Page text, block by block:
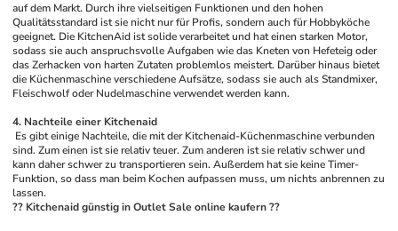
auf dem Markt. Durch ihre vielseitigen Funktionen und den hohen
Qualitätsstandard ist sie nicht nur für Profis, sondern auch für Hobbyköche
geeignet. Die KitchenAid ist solide verarbeitet und hat einen starken Motor,
sodass sie auch anspruchsvolle Aufgaben wie das Kneten von Hefeteig oder
das Zerhacken von harten Zutaten problemlos meistert. Darüber hinaus bietet
die Küchenmaschine verschiedene Aufsätze, sodass sie auch als Standmixer,
Fleischwolf oder Nudelmaschine verwendet werden kann.
4. Nachteile einer Kitchenaid
sind. Zum einen ist sie relativ teuer. Zum anderen ist sie relativ schwer und
kann daher schwer zu transportieren sein. Außerdem hat sie keine Timer-
Funktion, so dass man beim Kochen aufpassen muss, um nichts anbrennen zu
lassen.
?? Kitchenaid günstig in Outlet Sale online kaufern ??